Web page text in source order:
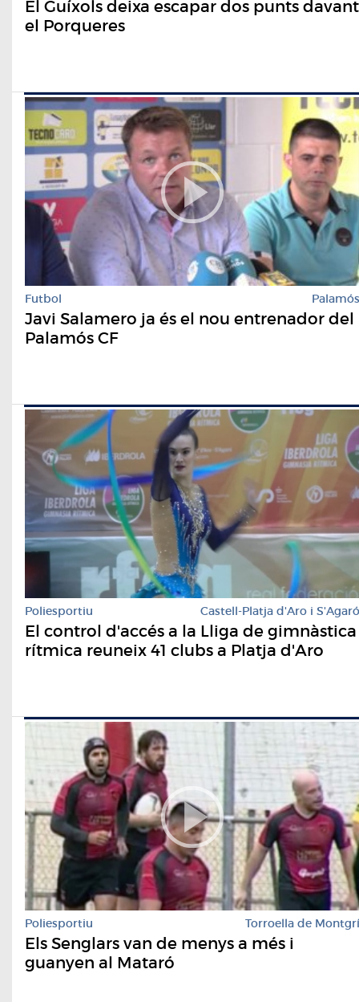
El Guíxols deixa escapar dos punts davant
el Porqueres
Futbol Palamós
Javi Salamero ja és el nou entrenador del
Palamós CF
Poliesportiu Castell-Platja d'Aro i S'Agaró
El control d'accés a la Lliga de gimnàstica
rítmica reuneix 41 clubs a Platja d'Aro
Poliesportiu Torroella de Montgrí
Els Senglars van de menys a més i
guanyen al Mataró